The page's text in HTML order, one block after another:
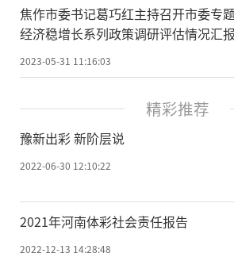
焦作市委书记葛巧红主持召开市委专
经济稳增长系列政策调研评估情况汇报
2023-05-31 11:16:03
精彩推荐
豫新出彩 新阶层说
2022-06-30 12:10:22
2021年河南体彩社会责任报告
2022-12-13 14:28:48